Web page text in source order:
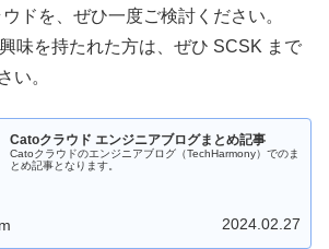
ドを、ぜひ一度ご検討ください。
味を持たれた方は、ぜひ SCSK まで
い。
Catoクラウド エンジニアブログまとめ記事
Catoクラウドのエンジニアブログ（TechHarmony）でのま
とめ記事となります。
2024.02.27